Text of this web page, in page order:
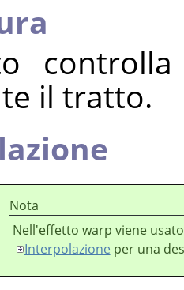
il tratto.
Nota
Nell'effetto warp viene
Interpolazione per una